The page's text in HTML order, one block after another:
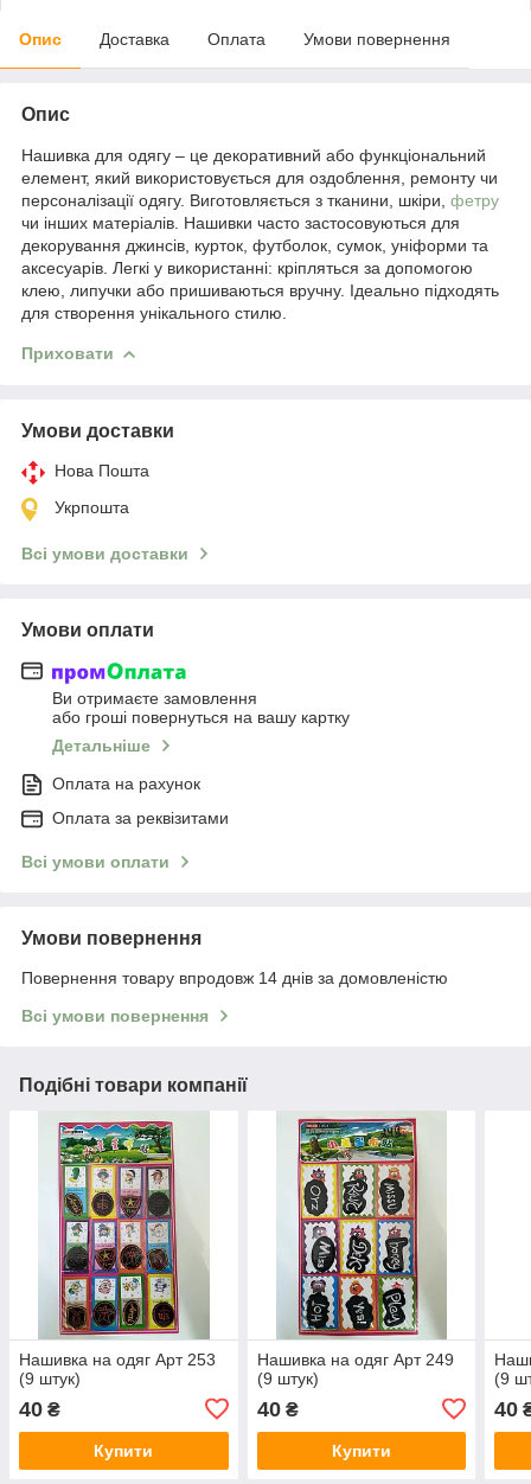
Опис Доставка Оплата Умови повернення
Опис
Нашивка для одягу – це декоративний або функціональний
елемент, який використовується для оздоблення, ремонту чи
персоналізації одягу. Виготовляється з тканини, шкіри, фетру
чи інших матеріалів. Нашивки часто застосовуються для
декорування джинсів, курток, футболок, сумок, уніформи та
аксесуарів. Легкі у використанні: кріпляться за допомогою
клею, липучки або пришиваються вручну. Ідеально підходять
для створення унікального стилю.
Приховати
Умови доставки
Нова Пошта
Укрпошта
Всі умови доставки
Умови оплати
Ви отримаєте замовлення
або гроші повернуться на вашу картку
Детальніше
Оплата на рахунок
Оплата за реквізитами
Всі умови оплати
Умови повернення
Повернення товару впродовж 14 днів за домовленістю
Всі умови повернення
Подібні товари компанії
Нашивка на одяг Арт 253
(9 штук)
40 ₴
Купити
Нашивка на одяг Арт 249
(9 штук)
40₴
Купити
(9
40